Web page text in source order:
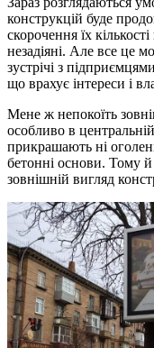
конструкцій буде
скорочення їх
незадіяні. Але все це
зустрічі з
що врахує інтереси і
Мене ж непокоїть
особливо в
прикрашають ні
бетонні основи. Тому
зовнішній вигляд